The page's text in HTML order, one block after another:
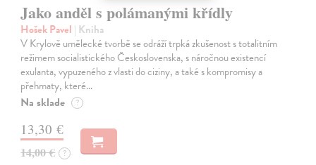
Jako anděl s polámanými křídly
Hošek Pavel | Kniha
V Krylově umělecké tvorbě se odráží trpká zkušenost s totalitním
režimem socialistického Československa, s náročnou existencí
exulanta, vypuzeného z vlasti do ciziny, a také s kompromisy a
přehmaty, které…
Na sklade ?
13,30 €
14,00 € ?